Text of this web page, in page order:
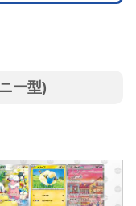
ー型)